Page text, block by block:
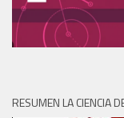
RESUMEN LA CIENCIA